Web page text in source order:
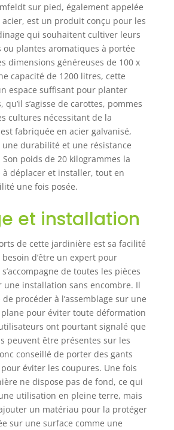
INTEMPÉRIES : Ce
bac jardinage
potager sur pied
est protégé contre
toutes les formes
d'intempéries
grâce à un cadre
en alliage zinc-
aluminium, un
solide revêtement
pour protéger ce
bac potager
surélevé en toute
saison. UNE
CONCEPTION
INNOVANTE : Cette
pieds potager vous
baisser pour vous
occuper de vos
plantes, ce qui
réduit la fatigue.
Le jardin surélevé
permet de
protéger votre
culture contre les
insectes et les
petits animaux.
STRUCTURE
DESIGN ET
DURABLE : Ce bac
à potager sur pied
avec son aspect
sur pied, également appelée
acier, est un produit conçu pour les
qui souhaitent cultiver leurs
ou plantes aromatiques à portée
dimensions généreuses de 100 x
capacité de 1200 litres, cette
espace suffisant pour planter
qu’il s’agisse de carottes, pommes
cultures nécessitant de la
fabriquée en acier galvanisé,
durabilité et une résistance
poids de 20 kilogrammes la
à déplacer et installer, tout en
une fois posée.
et installation
de cette jardinière est sa facilité
d’être un expert pour
de toutes les pièces
une installation sans encombre. Il
procéder à l’assemblage sur une
plane pour éviter toute déformation
ont pourtant signalé que
peuvent être présentes sur les
conseillé de porter des gants
éviter les coupures. Une fois
ne dispose pas de fond, ce qui
utilisation en pleine terre, mais
un matériau pour la protéger
sur une surface comme une